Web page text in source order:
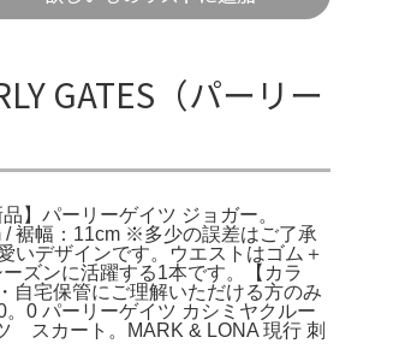
GATES（パーリー
】パーリーゲイツ ジョガー。
/ 裾幅：11cm ※多少の誤差はご了承
いデザインです。ウエストはゴム＋
ズンに活躍する1本です。【カラ
自宅保管にご理解いただける方のみ
0 パーリーゲイツ カシミヤクルー
スカート。MARK & LONA 現行 刺